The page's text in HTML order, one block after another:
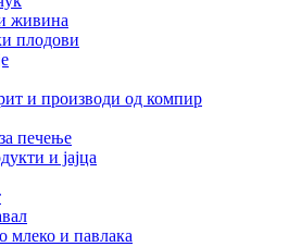
живина
плодови
и производи од компир
печење
и јајца
млеко и павлака